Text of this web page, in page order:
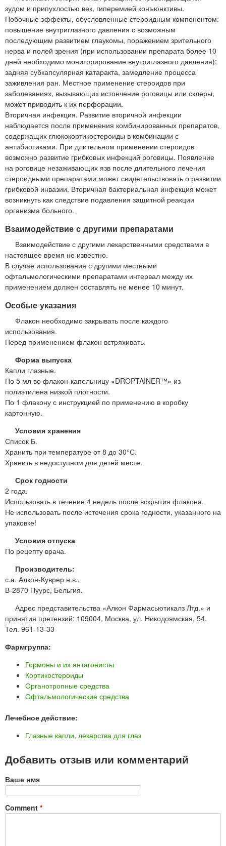
зудом и припухлостью век, гиперемией конъюнктивы.
Побочные эффекты, обусловленные стероидным компонентом:
повышение внутриглазного давления с возможным
последующим развитием глаукомы, поражением зрительного
нерва и полей зрения (при использовании препарата более 10
дней необходимо мониторирование внутриглазного давления);
задняя субкапсулярная катаракта, замедление процесса
заживления ран. Местное применение стероидов при
заболеваниях, вызывающих истончение роговицы или склеры,
может приводить к их перфорации.
Вторичная инфекция. Развитие вторичной инфекции
наблюдается после применения комбинированных препаратов,
содержащих глюкокортикостероиды в комбинации с
антибиотиками. При длительном применении стероидов
возможно развитие грибковых инфекций роговицы. Появление
на роговице незаживающих язв после длительного лечения
стероидными препаратами может свидетельствовать о развитии
грибковой инвазии. Вторичная бактериальная инфекция может
возникнуть как следствие подавления защитной реакции
организма больного.
Взаимодействие с другими препаратами
Взаимодействие с другими лекарственными средствами в
настоящее время не известно.
В случае использования с другими местными
офтальмологическими препаратами интервал между их
применением должен составлять не менее 10 минут.
Особые указания
Флакон необходимо закрывать после каждого
использования.
Перед применением флакон встряхивать.
Форма выпуска
Капли глазные.
По 5 мл во флакон-капельницу «DROPTAINER™» из
полиэтилена низкой плотности.
По 1 флакону с инструкцией по применению в коробку
картонную.
Условия хранения
Список Б.
Хранить при температуре от 8 до 30°С.
Хранить в недоступном для детей месте.
Срок годности
2 года.
Использовать в течение 4 недель после вскрытия флакона.
Не использовать после истечения срока годности, указанного на
упаковке!
Условия отпуска
По рецепту врача.
Производитель:
с.а. Алкон-Куврер н.в.,
В-2870 Пуурс, Бельгия.
Адрес представительства «Алкон Фармасьютикалз Лтд.» и
принятия претензий: 109004, Москва, ул. Никодоямская, 54.
Тел. 961-13-33
Фармгруппа:
Гормоны и их антагонисты
Кортикостероиды
Органотропные средства
Офтальмологические средства
Лечебное действие:
Глазные капли, лекарства для глаз
Добавить отзыв или комментарий
Ваше имя
Comment *